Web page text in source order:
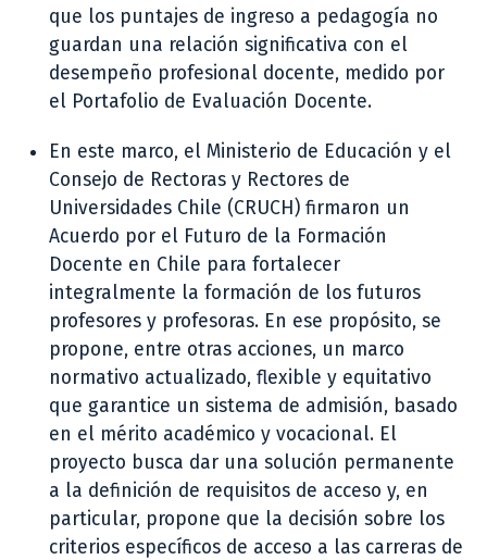
que los puntajes de ingreso a pedagogía no
guardan una relación significativa con el
desempeño profesional docente, medido por
el Portafolio de Evaluación Docente.
En este marco, el Ministerio de Educación y el
Consejo de Rectoras y Rectores de
Universidades Chile (CRUCH) firmaron un
Acuerdo por el Futuro de la Formación
Docente en Chile para fortalecer
integralmente la formación de los futuros
profesores y profesoras. En ese propósito, se
propone, entre otras acciones, un marco
normativo actualizado, flexible y equitativo
que garantice un sistema de admisión, basado
en el mérito académico y vocacional. El
proyecto busca dar una solución permanente
a la definición de requisitos de acceso y, en
particular, propone que la decisión sobre los
criterios específicos de acceso a las carreras de